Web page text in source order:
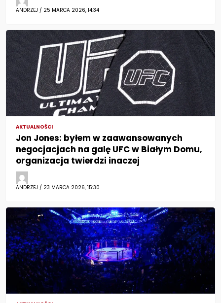
ANDRZEJ / 25 MARCA 2026, 14:34
AKTUALNOŚCI
Jon Jones: byłem w zaawansowanych
negocjacjach na galę UFC w Białym Domu,
organizacja twierdzi inaczej
ANDRZEJ / 23 MARCA 2026, 15:30